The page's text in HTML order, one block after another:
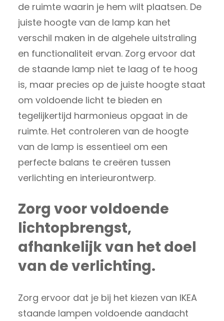
de ruimte waarin je hem wilt plaatsen. De
juiste hoogte van de lamp kan het
verschil maken in de algehele uitstraling
en functionaliteit ervan. Zorg ervoor dat
de staande lamp niet te laag of te hoog
is, maar precies op de juiste hoogte staat
om voldoende licht te bieden en
tegelijkertijd harmonieus opgaat in de
ruimte. Het controleren van de hoogte
van de lamp is essentieel om een
perfecte balans te creëren tussen
verlichting en interieurontwerp.
Zorg voor voldoende
lichtopbrengst,
afhankelijk van het doel
van de verlichting.
Zorg ervoor dat je bij het kiezen van IKEA
staande lampen voldoende aandacht